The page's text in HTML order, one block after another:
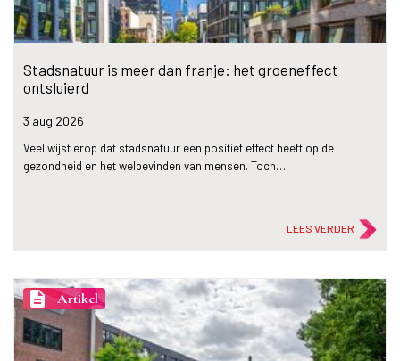
Stadsnatuur is meer dan franje: het groeneffect
ontsluierd
3 aug 2026
Veel wijst erop dat stadsnatuur een positief effect heeft op de
gezondheid en het welbevinden van mensen. Toch…
LEES VERDER
description Artikel